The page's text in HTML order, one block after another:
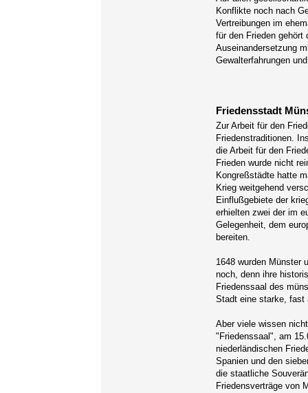
Konflikte noch nach
Vertreibungen im
für den Frieden gehört
Auseinandersetzung
Gewalterfahrungen
Friedensstadt
Zur Arbeit für den
Friedenstraditionen.
die Arbeit für den
Frieden wurde nicht
Kongreßstädte hatte
Krieg weitgehend
Einflußgebiete der
erhielten zwei der im
Gelegenheit, dem
bereiten.
1648 wurden Münster
noch, denn ihre
Friedenssaal des
Stadt eine starke, fast
Aber viele wissen
"Friedenssaal", am
niederländischen
Spanien und den
die staatliche
Friedensverträge von